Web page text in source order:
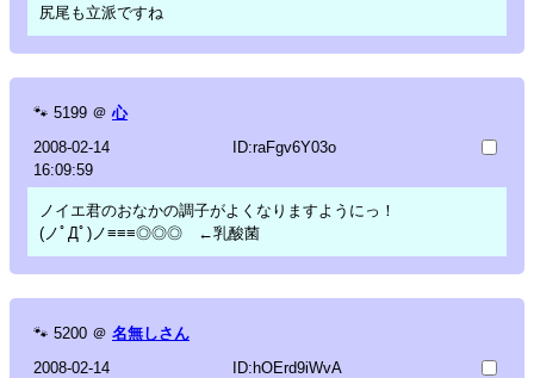
尻尾も立派ですね
🐾 5199 ＠ 心
2008-02-14
16:09:59
ID:raFgv6Y03o
ノイエ君のおなかの調子がよくなりますようにっ！
(ノﾟДﾟ)ノ≡≡≡◎◎◎ ←乳酸菌
🐾 5200 ＠ 名無しさん
2008-02-14
ID:hOErd9iWvA